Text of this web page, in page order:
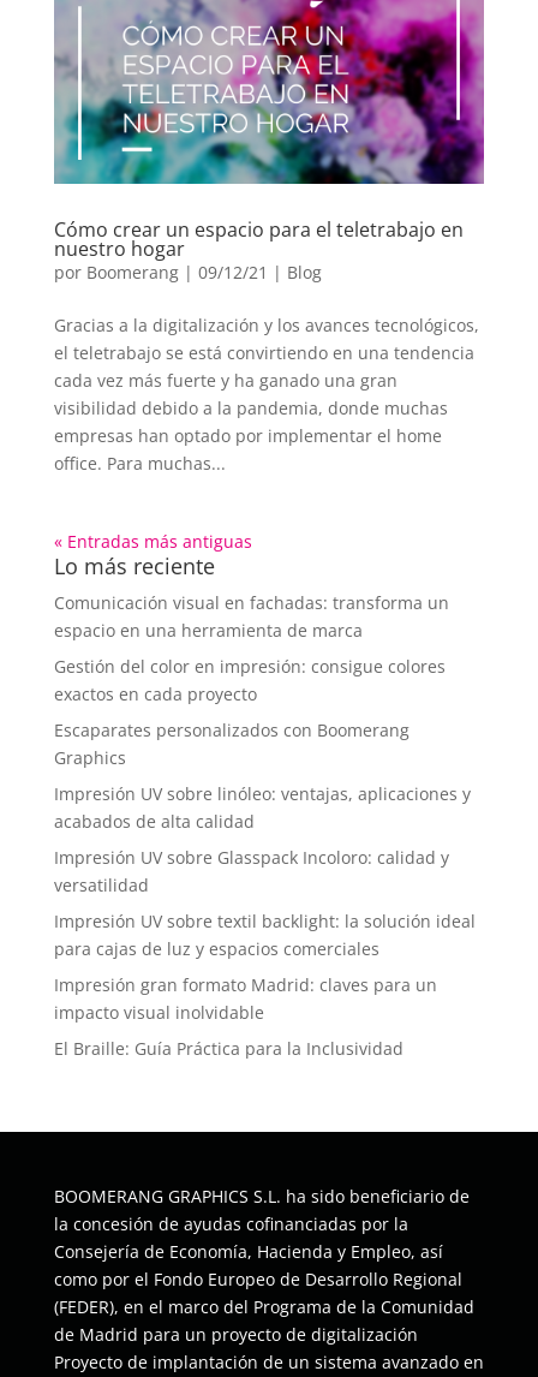
Cómo crear un espacio para el teletrabajo en
nuestro hogar
por Boomerang| 09/12/21 | Blog
Gracias a la digitalización y los avances tecnológicos,
el teletrabajo se está convirtiendo en una tendencia
cada vez más fuerte y ha ganado una gran
visibilidad debido a la pandemia, donde muchas
empresas han optado por implementar el home
office. Para muchas...
« Entradas más antiguas
Lo más reciente
Comunicación visual en fachadas: transforma un
espacio en una herramienta de marca
Gestión del color en impresión: consigue colores
exactos en cada proyecto
Escaparates personalizados con Boomerang
Graphics
Impresión UV sobre linóleo: ventajas, aplicaciones y
acabados de alta calidad
Impresión UV sobre Glasspack Incoloro: calidad y
versatilidad
Impresión UV sobre textil backlight: la solución ideal
para cajas de luz y espacios comerciales
Impresión gran formato Madrid: claves para un
impacto visual inolvidable
El Braille: Guía Práctica para la Inclusividad
BOOMERANG GRAPHICS S.L. ha sido beneficiario de
la concesión de ayudas cofinanciadas por la
Consejería de Economía, Hacienda y Empleo, así
como por el Fondo Europeo de Desarrollo Regional
(FEDER), en el marco del Programa de la Comunidad
de Madrid para un proyecto de digitalización
Proyecto de implantación de un sistema avanzado en